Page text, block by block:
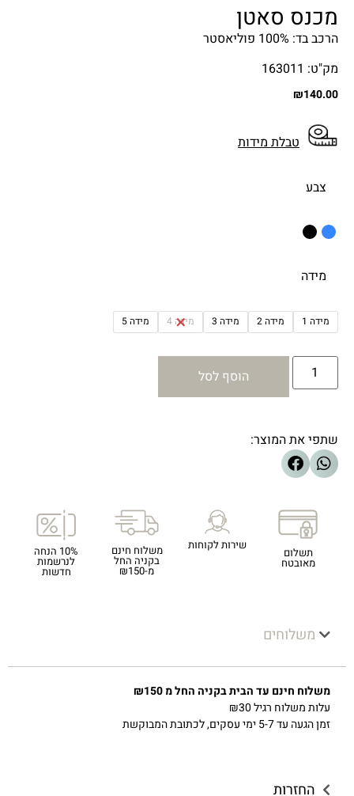
מכנס סאטן
הרכב בד: 100% פוליאסטר
מק"ט: 163011
₪140.00
טבלת מידות
צבע
מידה
מידה 1 מידה 2 מידה 3 מידה 4 מידה 5
הוסף לסל
שתפי את המוצר:
תשלום
מאובטח
שירות לקוחות משלוח חינם
בקניה החל
מ-₪150
10% הנחה
לנרשמות
חדשות
משלוחים
משלוח חינם עד הבית בקניה החל מ ₪150
עלות משלוח רגיל ₪30
זמן הגעה עד 5-7 ימי עסקים, לכתובת המבוקשת
החזרות